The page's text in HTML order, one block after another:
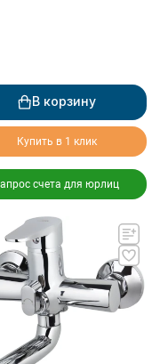
В корзину
Купить в 1 клик
счета для юрлиц